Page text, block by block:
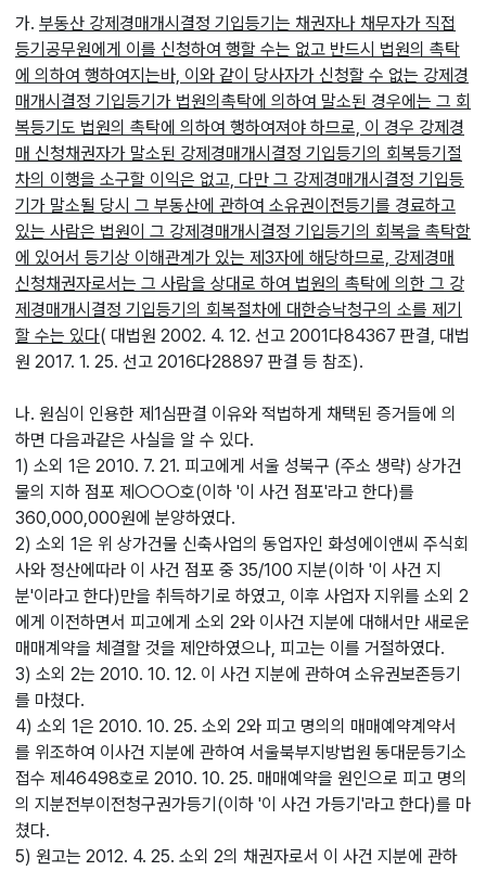
가. 부동산 강제경매개시결정 기입등기는 채권자나 채무자가 직접
등기공무원에게 이를 신청하여 행할 수는 없고 반드시 법원의 촉탁
에 의하여 행하여지는바, 이와 같이 당사자가 신청할 수 없는 강제경
매개시결정 기입등기가 법원의촉탁에 의하여 말소된 경우에는 그 회
복등기도 법원의 촉탁에 의하여 행하여져야 하므로, 이 경우 강제경
매 신청채권자가 말소된 강제경매개시결정 기입등기의 회복등기절
차의 이행을 소구할 이익은 없고, 다만 그 강제경매개시결정 기입등
기가 말소될 당시 그 부동산에 관하여 소유권이전등기를 경료하고
있는 사람은 법원이 그 강제경매개시결정 기입등기의 회복을 촉탁함
에 있어서 등기상 이해관계가 있는 제3자에 해당하므로, 강제경매
신청채권자로서는 그 사람을 상대로 하여 법원의 촉탁에 의한 그 강
제경매개시결정 기입등기의 회복절차에 대한승낙청구의 소를 제기
할 수는 있다( 대법원 2002. 4. 12. 선고 2001다84367 판결, 대법
원 2017. 1. 25. 선고 2016다28897 판결 등 참조).
나. 원심이 인용한 제1심판결 이유와 적법하게 채택된 증거들에 의
하면 다음과같은 사실을 알 수 있다.
1) 소외 1은 2010. 7. 21. 피고에게 서울 성북구 (주소 생략) 상가건
물의 지하 점포 제○○○호(이하 '이 사건 점포'라고 한다)를
360,000,000원에 분양하였다.
2) 소외 1은 위 상가건물 신축사업의 동업자인 화성에이앤씨 주식회
사와 정산에따라 이 사건 점포 중 35/100 지분(이하 '이 사건 지
분'이라고 한다)만을 취득하기로 하였고, 이후 사업자 지위를 소외 2
에게 이전하면서 피고에게 소외 2와 이사건 지분에 대해서만 새로운
매매계약을 체결할 것을 제안하였으나, 피고는 이를 거절하였다.
3) 소외 2는 2010. 10. 12. 이 사건 지분에 관하여 소유권보존등기
를 마쳤다.
4) 소외 1은 2010. 10. 25. 소외 2와 피고 명의의 매매예약계약서
를 위조하여 이사건 지분에 관하여 서울북부지방법원 동대문등기소
접수 제46498호로 2010. 10. 25. 매매예약을 원인으로 피고 명의
의 지분전부이전청구권가등기(이하 '이 사건 가등기'라고 한다)를 마
쳤다.
5) 원고는 2012. 4. 25. 소외 2의 채권자로서 이 사건 지분에 관하